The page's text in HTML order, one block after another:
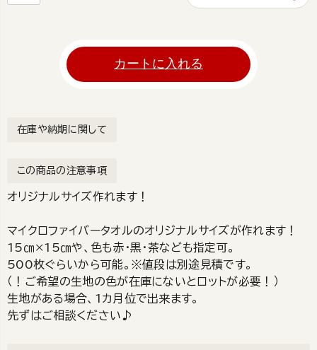
カートに入れる
在庫や納期に関して
この商品の注意事項
オリジナルサイズ作れます！
マイクロファイバータオルのオリジナルサイズが作れます！
15㎝×15㎝や、色も赤・黒・茶なども指定可。
500枚ぐらいから可能。※値段は別途見積です。
（！ご希望の生地の色が在庫にないとロットが必要！）
生地がある場合、1カ月位で出来ます。
先ずはご相談ください♪